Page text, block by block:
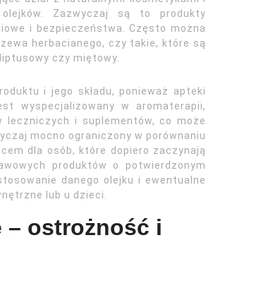
Zazwyczaj są to produkty
i bezpieczeństwa. Często można
herbacianego, czy takie, które są
czy miętowy.
i jego składu, ponieważ apteki
wyspecjalizowany w aromaterapii,
leczniczych i suplementów, co może
mocno ograniczony w porównaniu
dla osób, które dopiero zaczynają
produktów o potwierdzonym
danego olejku i ewentualne
lub u dzieci.
– ostrożność i